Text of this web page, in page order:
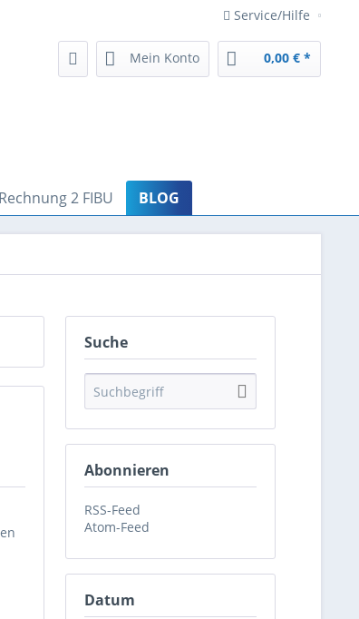
Service/Hilfe
Mein Konto 0,00 € *
2 FIBU BLOG
Suche
Abonnieren
RSS-Feed
Atom-Feed
Datum